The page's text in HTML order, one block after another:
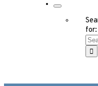
for: